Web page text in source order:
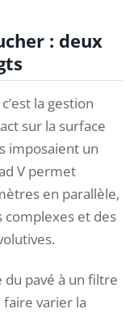
: deux
la gestion
sur la surface
imposaient un
V permet
en parallèle,
complexes et des
pavé à un filtre
faire varier la